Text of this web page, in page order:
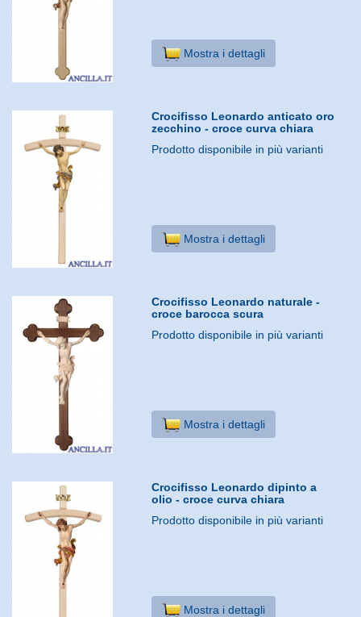
Mostra i dettagli
Crocifisso Leonardo anticato oro
zecchino - croce curva chiara
Prodotto disponibile in più varianti
Mostra i dettagli
Crocifisso Leonardo naturale -
croce barocca scura
Prodotto disponibile in più varianti
Mostra i dettagli
Crocifisso Leonardo dipinto a
olio - croce curva chiara
Prodotto disponibile in più varianti
Mostra i dettagli